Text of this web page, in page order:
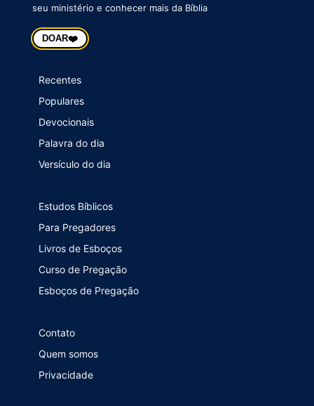
seu ministério e conhecer mais da Bíblia
DOAR❤️
Recentes
Populares
Devocionais
Palavra do dia
Versículo do dia
Estudos Bíblicos
Para Pregadores
Livros de Esboços
Curso de Pregação
Esboços de Pregação
Contato
Quem somos
Privacidade